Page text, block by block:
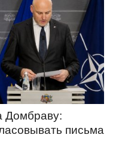
Домбраву:
письма